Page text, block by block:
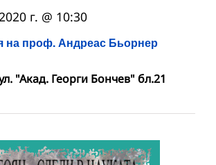
на проф. Андреас Бьорнер
г. @ 10:30
"Акад. Георги Бончев" бл.21